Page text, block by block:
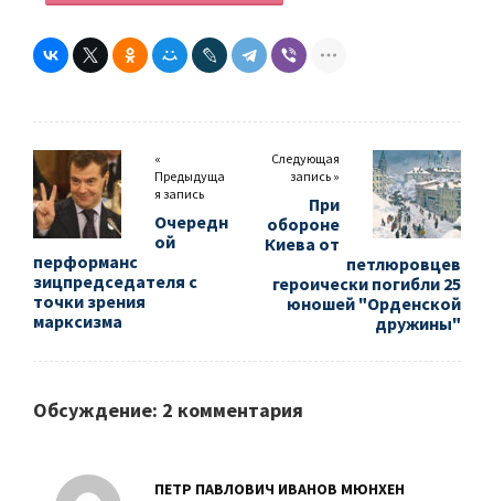
«
Предыдуща
я запись
Очередн
ой
перформанс
зицпредседателя с
точки зрения
марксизма
Следующая
запись »
При
обороне
Киева от
петлюровцев
героически погибли 25
юношей "Орденской
дружины"
Обсуждение: 2 комментария
ПЕТР ПАВЛОВИЧ ИВАНОВ МЮНХЕН